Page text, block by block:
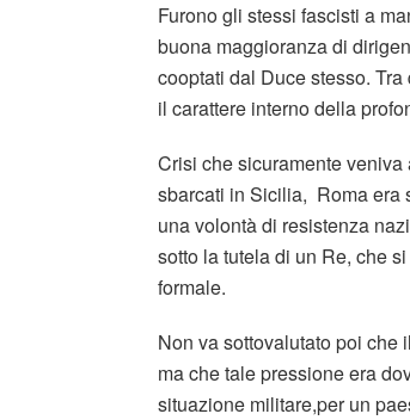
Furono gli stessi fascisti a
buona maggioranza di
cooptati dal Duce stesso.
il carattere interno della
Crisi che sicuramente
sbarcati in Sicilia, Roma era
una volontà di resistenza
sotto la tutela di un Re, che
formale.
Non va sottovalutato poi che
ma che tale pressione era
situazione militare,per un